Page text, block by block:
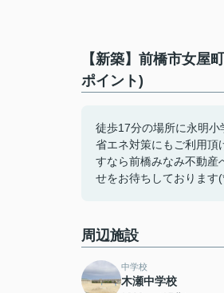
【新築】前橋市女
ポイント)
徒歩17分の場所に永明
省エネ対策にもご利用頂
すなら前橋みなみ不動
せをお待ちしております
周辺施設
中学校
木瀬中学校